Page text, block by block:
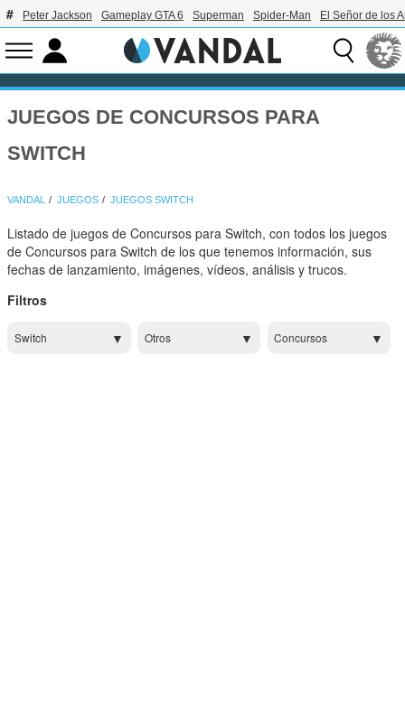
Peter Jackson Gameplay GTA 6 Superman Spider-Man El Señor de los
JUEGOS DE CONCURSOS PARA
SWITCH
VANDAL JUEGOS JUEGOS SWITCH
Listado de juegos de Concursos para Switch, con todos los juegos
de Concursos para Switch de los que tenemos información, sus
fechas de lanzamiento, imágenes, vídeos, análisis y trucos.
Filtros
Switch Otros Concursos